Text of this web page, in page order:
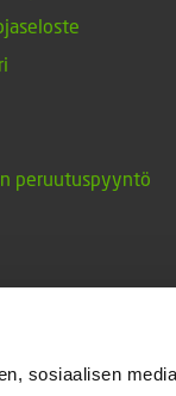
sosiaalisen
peruutuspyyntö